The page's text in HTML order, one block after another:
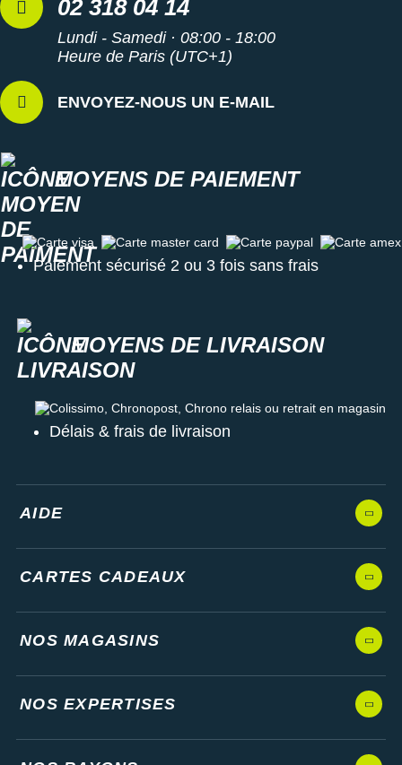
02 318 04 14
Lundi - Samedi · 08:00 - 18:00
Heure de Paris (UTC+1)
ENVOYEZ-NOUS UN E-MAIL
MOYENS DE PAIEMENT
Carte visa Carte master card Carte paypal Carte amex
Paiement sécurisé 2 ou 3 fois sans frais
MOYENS DE LIVRAISON
Colissimo, Chronopost, Chrono relais ou retrait en magasin
Délais & frais de livraison
AIDE
CARTES CADEAUX
NOS MAGASINS
NOS EXPERTISES